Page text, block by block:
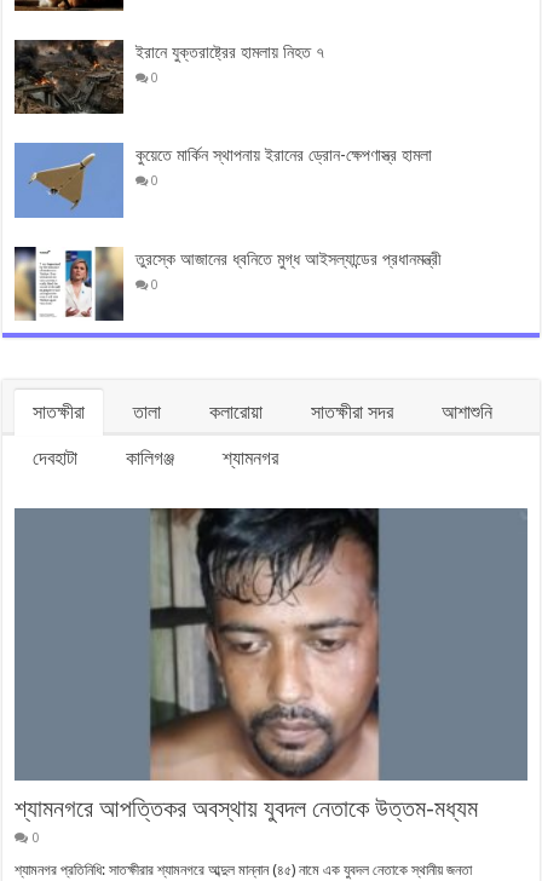
ইরানে যুক্তরাষ্ট্রের হামলায় নিহত ৭
0
কুয়েতে মার্কিন স্থাপনায় ইরানের ড্রোন-ক্ষেপণাস্ত্র হামলা
0
তুরস্কে আজানের ধ্বনিতে মুগ্ধ আইসল্যান্ডের প্রধানমন্ত্রী
0
সাতক্ষীরা তালা কলারোয়া সাতক্ষীরা সদর আশাশুনি
দেবহাটা কালিগঞ্জ শ্যামনগর
শ্যামনগরে আপত্তিকর অবস্থায় যুবদল নেতাকে উত্তম-মধ্যম
0
শ্যামনগর প্রতিনিধি: সাতক্ষীরার শ্যামনগরে আব্দুল মান্নান (৪৫) নামে এক যুবদল নেতাকে স্থানীয় জনতা